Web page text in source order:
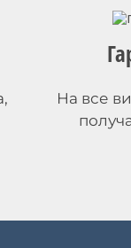
На все